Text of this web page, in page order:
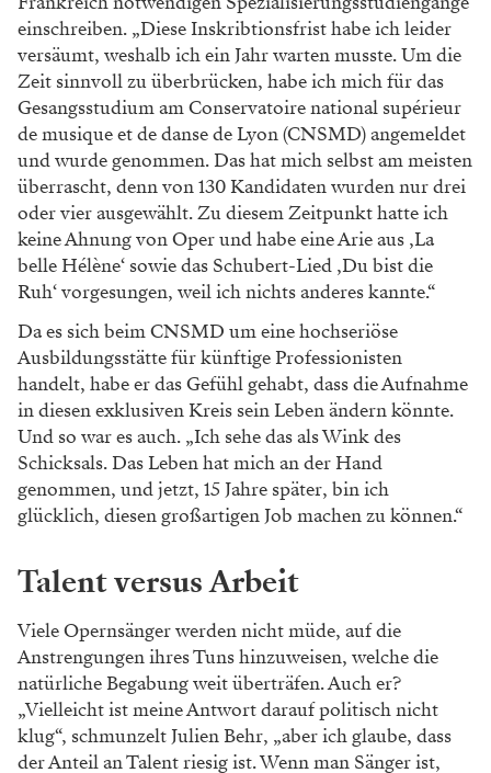
einschreiben. „Diese Inskribtionsfrist habe ich leider
versäumt, weshalb ich ein Jahr warten musste. Um die
Zeit sinnvoll zu überbrücken, habe ich mich für das
Gesangsstudium am Conservatoire national supérieur
de musique et de danse de Lyon (CNSMD) angemeldet
und wurde genommen. Das hat mich selbst am meisten
überrascht, denn von 130 Kandidaten wurden nur drei
oder vier ausgewählt. Zu diesem Zeitpunkt hatte ich
keine Ahnung von Oper und habe eine Arie aus ‚La
belle Hélène‘ sowie das Schubert-Lied ‚Du bist die
Ruh‘ vorgesungen, weil ich nichts anderes kannte.“
Da es sich beim CNSMD um eine hochseriöse
Ausbildungsstätte für künftige Professionisten
handelt, habe er das Gefühl gehabt, dass die Aufnahme
in diesen exklusiven Kreis sein Leben ändern könnte.
Und so war es auch. „Ich sehe das als Wink des
Schicksals. Das Leben hat mich an der Hand
genommen, und jetzt, 15 Jahre später, bin ich
glücklich, diesen großartigen Job machen zu können.“
Talent versus Arbeit
Viele Opernsänger werden nicht müde, auf die
Anstrengungen ihres Tuns hinzuweisen, welche die
natürliche Begabung weit überträfen. Auch er?
„Vielleicht ist meine Antwort darauf politisch nicht
klug“, schmunzelt Julien Behr, „aber ich glaube, dass
der Anteil an Talent riesig ist. Wenn man Sänger ist,